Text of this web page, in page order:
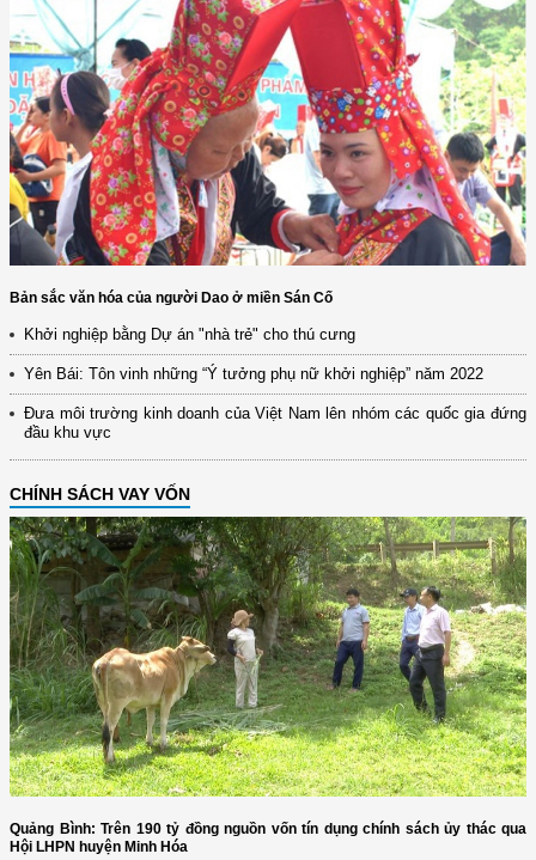
Bản sắc văn hóa của người Dao ở miền Sán Cố
Khởi nghiệp bằng Dự án "nhà trẻ" cho thú cưng
Yên Bái: Tôn vinh những “Ý tưởng phụ nữ khởi nghiệp” năm 2022
Đưa môi trường kinh doanh của Việt Nam lên nhóm các quốc gia đứng
đầu khu vực
CHÍNH SÁCH VAY VỐN
Quảng Bình: Trên 190 tỷ đồng nguồn vốn tín dụng chính sách ủy thác qua
Hội LHPN huyện Minh Hóa